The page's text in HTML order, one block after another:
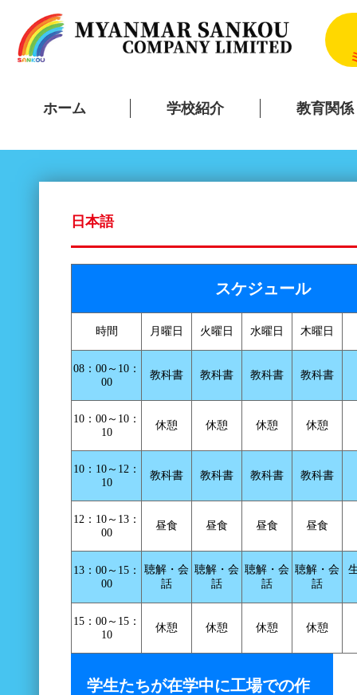
ホーム 学校紹介 教育関係
日本語
スケジュール
時間 月曜日 火曜日 水曜日 木曜日
08：00～10：
00
教科書 教科書 教科書 教科書
10：00～10：
10
休憩 休憩 休憩 休憩
10：10～12：
10
教科書 教科書 教科書 教科書
12：10～13：
00
昼食 昼食 昼食 昼食
13：00～15：
00
聴解・会
話
聴解・会
話
聴解・会
話
聴解・会
話
15：00～15：
10
休憩 休憩 休憩 休憩
学生たちが在学中に工場での作